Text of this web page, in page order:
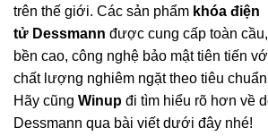
trên thế giới. Các sản phẩm khóa điện
tử Dessmann được cung cấp toàn
bền cao, công nghệ bảo mật tiên tiến
chất lượng nghiêm ngặt theo tiêu
Hãy cũng Winup đi tìm hiểu rõ hơn về
Dessmann qua bài viết dưới đây nhé!